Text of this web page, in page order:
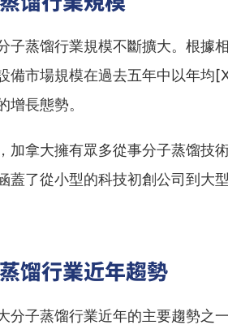
子蒸馏行業規模不斷擴大。根據
備市場規模在過去五年中以年均
增長態勢。
加拿大擁有眾多從事分子蒸馏技
蓋了從小型的科技初創公司到大
馏行業近年趨勢
分子蒸馏行業近年的主要趨勢之